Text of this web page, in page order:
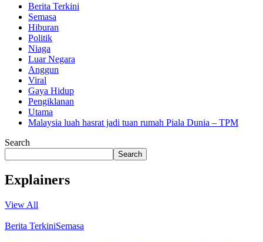
Berita Terkini
Semasa
Hiburan
Politik
Niaga
Luar Negara
Anggun
Viral
Gaya Hidup
Pengiklanan
Utama
Malaysia luah hasrat jadi tuan rumah Piala Dunia – TPM
Search
Search
Explainers
View All
Berita TerkiniSemasa